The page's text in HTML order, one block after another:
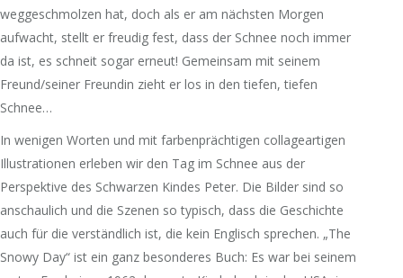
weggeschmolzen hat, doch als er am nächsten Morgen
aufwacht, stellt er freudig fest, dass der Schnee noch immer
da ist, es schneit sogar erneut! Gemeinsam mit seinem
Freund/seiner Freundin zieht er los in den tiefen, tiefen
Schnee…
In wenigen Worten und mit farbenprächtigen collageartigen
Illustrationen erleben wir den Tag im Schnee aus der
Perspektive des Schwarzen Kindes Peter. Die Bilder sind so
anschaulich und die Szenen so typisch, dass die Geschichte
auch für die verständlich ist, die kein Englisch sprechen. „The
Snowy Day“ ist ein ganz besonderes Buch: Es war bei seinem